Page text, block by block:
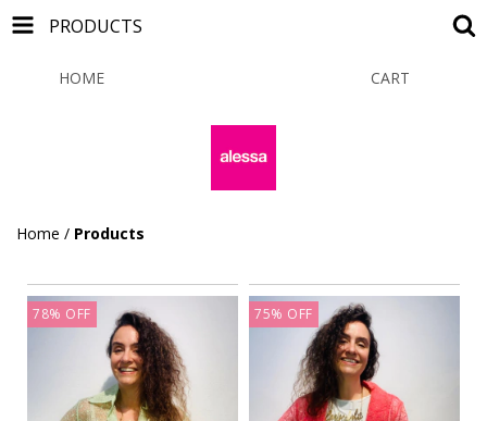
PRODUCTS
HOME CART
Home / Products
78% OFF 75% OFF